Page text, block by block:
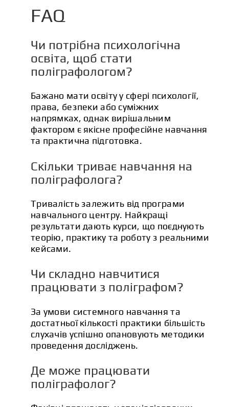
FAQ
Чи потрібна психологічна
освіта, щоб стати
поліграфологом?
Бажано мати освіту у сфері психології,
права, безпеки або суміжних
напрямках, однак вирішальним
фактором є якісне професійне навчання
та практична підготовка.
Скільки триває навчання на
поліграфолога?
Тривалість залежить від програми
навчального центру. Найкращі
результати дають курси, що поєднують
теорію, практику та роботу з реальними
кейсами.
Чи складно навчитися
працювати з поліграфом?
За умови системного навчання та
достатньої кількості практики більшість
слухачів успішно опановують методики
проведення досліджень.
Де може працювати
поліграфолог?